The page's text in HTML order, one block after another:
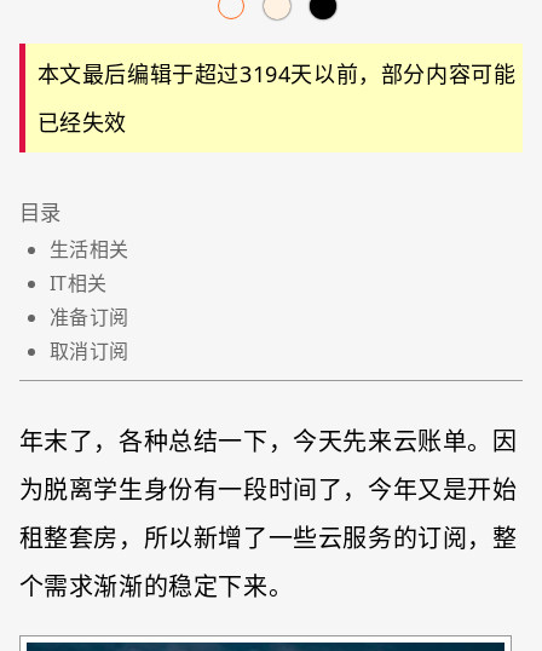
本文最后编辑于超过3194天以前，部分内容可能
已经失效
生活相关
IT相关
准备订阅
取消订阅
年末了，各种总结一下，今天先来云账单。因
为脱离学生身份有一段时间了，今年又是开始
租整套房，所以新增了一些云服务的订阅，整
个需求渐渐的稳定下来。